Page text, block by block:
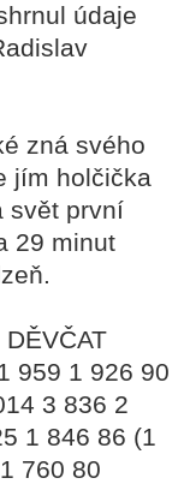
údaje
zná svého
jím holčička
svět první
29 minut
959 1 926 90
3 836 2
1 846 86 (1
760 80